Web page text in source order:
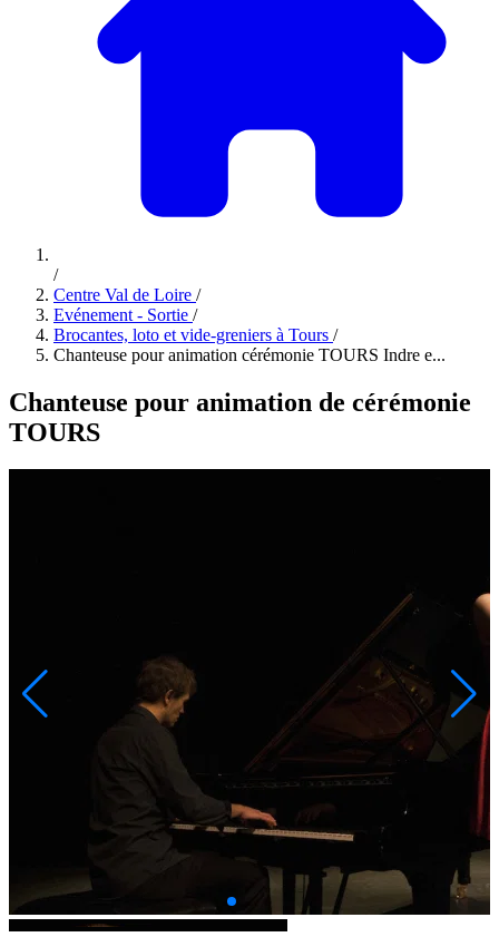
/
Centre Val de Loire /
Evénement - Sortie /
Brocantes, loto et vide-greniers à Tours /
Chanteuse pour animation cérémonie TOURS Indre e...
Chanteuse pour animation de cérémonie
TOURS